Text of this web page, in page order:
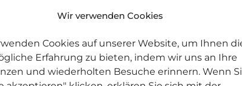
Wir verwenden Cookies
Cookies auf unserer Website, um Ihnen
Erfahrung zu bieten, indem wir uns an Ihre
und wiederholten Besuche erinnern. Wenn
2.5.1 -Penthouse
Lagen Bad Aiblings entsteht das
Immobilien
Newsletter